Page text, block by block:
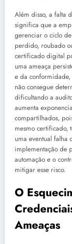
Além disso, a falta
significa que a
gerenciar o ciclo
perdido, roubado
certificado digital
uma ameaça
e da
não consegue
dificultando a
aumenta
compartilhados,
mesmo
uma eventual falha
implementação de
automação e o
mitigar esse risco.
O
Ameaças